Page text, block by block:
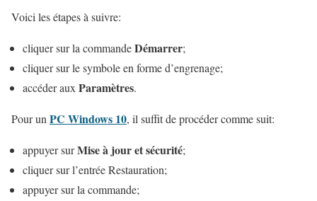
Voici les étapes à suivre:
cliquer sur la commandeDémarrer;
cliquer sur le symbole en forme d’engrenage;
accéder auxParamètres.
Pour unPC Windows 10, il suffit de procéder comme suit:
appuyer surMise à jour et sécurité;
cliquer sur l’entrée Restauration;
appuyer sur la commande;